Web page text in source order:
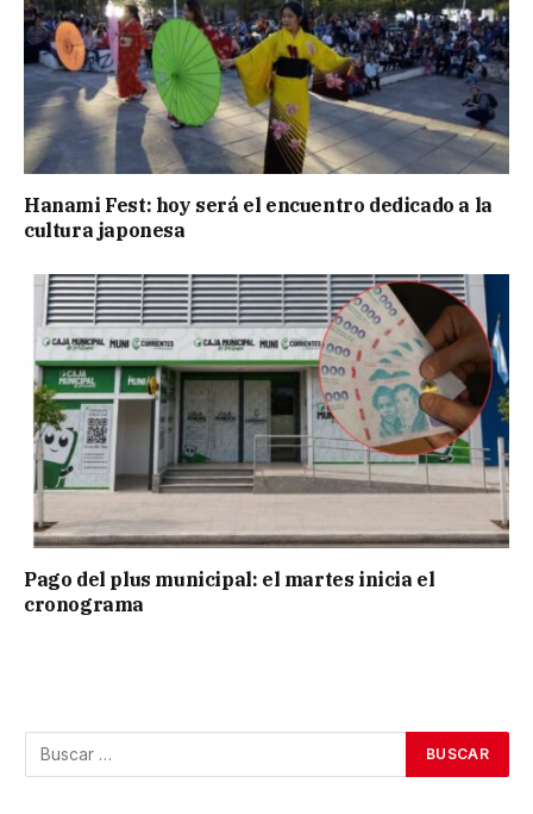
Hanami Fest: hoy será el encuentro dedicado a la
cultura japonesa
Pago del plus municipal: el martes inicia el
cronograma